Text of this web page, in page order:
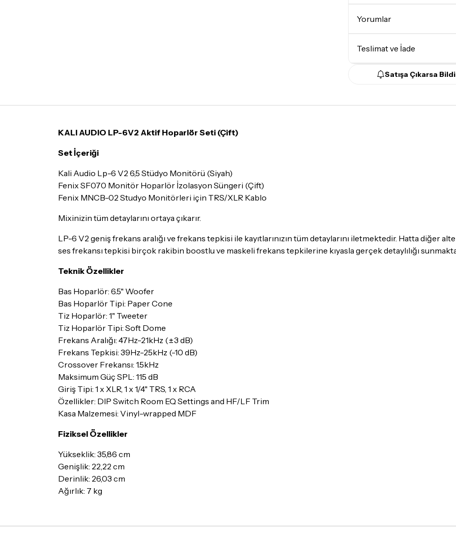
Monitör Sınıfı
Yorumlar
Teslimat ve İade
Teslimat Koşulları
itibaren14 Güniçerisinde
Satışa Çıkarsa
KALI AUDIO LP-6V2 Aktif Hoparlör Seti (Çift)
Set İçeriği
Kali Audio Lp-6 V2 6,5 Stüdyo Monitörü (Siyah)
Fenix SF070 Monitör Hoparlör İzolasyon Süngeri (Çift)
Fenix MNCB-02 Studyo Monitörleri için TRS/XLR Kablo
Mixinizin tüm detaylarını ortaya çıkarır.
LP-6 V2 geniş frekans aralığı ve frekans tepkisi ile kayıtlarınızın tüm detaylarını iletmektedir. Hatta diğer
ses frekansı tepkisi birçok rakibin boostlu ve maskeli frekans tepkilerine kıyasla gerçek detaylılığı
Teknik Özellikler
Bas Hoparlör: 6.5" Woofer
Bas Hoparlör Tipi: Paper Cone
Tiz Hoparlör: 1" Tweeter
Tiz Hoparlör Tipi: Soft Dome
Frekans Aralığı: 47Hz-21kHz (±3 dB)
Frekans Tepkisi: 39Hz-25kHz (-10 dB)
Crossover Frekansı: 1.5kHz
Maksimum Güç SPL: 115 dB
Giriş Tipi: 1 x XLR, 1 x 1/4" TRS, 1 x RCA
Özellikler: DIP Switch Room EQ Settings and HF/LF Trim
Kasa Malzemesi: Vinyl-wrapped MDF
Fiziksel Özellikler
Yükseklik: 35,86 cm
Genişlik: 22,22 cm
Derinlik: 26,03 cm
Ağırlık: 7 kg